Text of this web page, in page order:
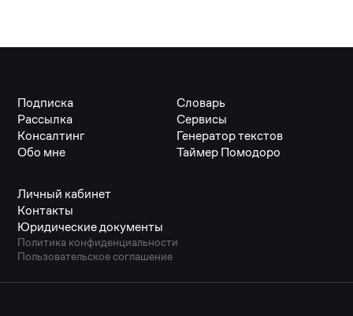
Подписка
Рассылка
Консалтинг
Обо мне
Словарь
Сервисы
Генератор текстов
Таймер Помодоро
Личный кабинет
Контакты
Юридические документы
Политика конфиденциальности
Пользовательское соглашение